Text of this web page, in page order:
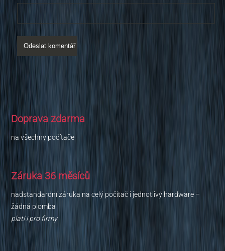
Doprava zdarma
na všechny počítače
Záruka 36 měsíců
nadstandardní záruka na celý počítač i jednotlivý hardware –
žádná plomba
platí i pro firmy